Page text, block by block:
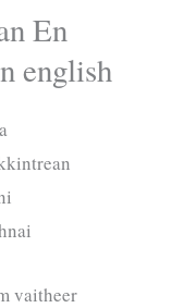
En
english
vaitheer